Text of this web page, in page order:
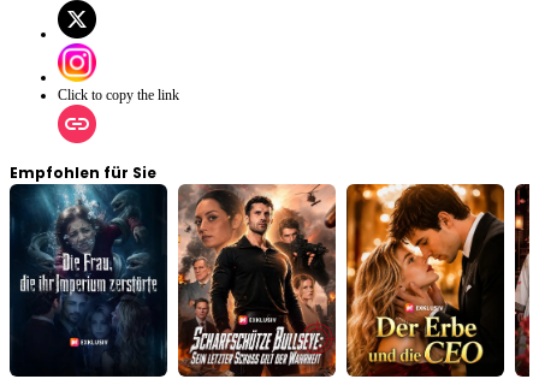
Click to copy the link
Empfohlen für Sie